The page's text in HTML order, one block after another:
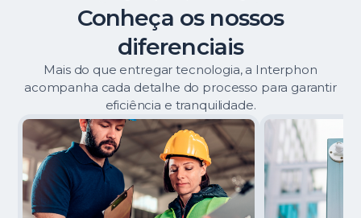
Conheça os nossos
diferenciais
Mais do que entregar tecnologia, a Interphon
acompanha cada detalhe do processo para garantir
eficiência e tranquilidade.